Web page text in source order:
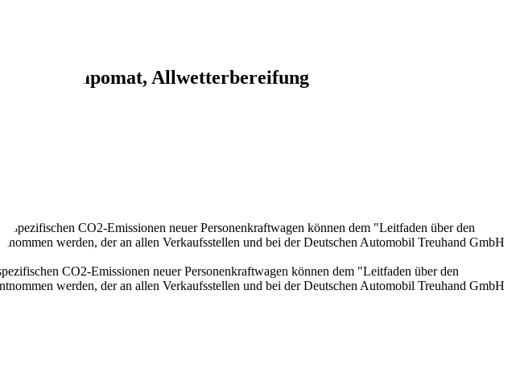
Tempomat, Allwetterbereifung
CO2-Emissionen neuer Personenkraftwagen können dem "Leitfaden über den
werden, der an allen Verkaufsstellen und bei der Deutschen Automobil Treuhand GmbH
CO2-Emissionen neuer Personenkraftwagen können dem "Leitfaden über den
werden, der an allen Verkaufsstellen und bei der Deutschen Automobil Treuhand GmbH